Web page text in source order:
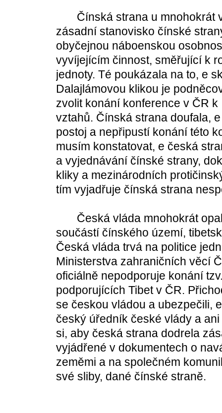
Čínská strana u mnohokrát
zásadní stanovisko čínské
obyčejnou náboenskou
vyvíjejícím činnost, směřující k
jednoty. Té poukázala na to,
Dalajlámovou klikou je
zvolit konání konference v ČR
vztahů. Čínská strana doufala,
postoj a nepřipustí konání této
musím konstatovat, e česká
a vyjednávání čínské strany,
kliky a mezinárodních
tím vyjadřuje čínská strana
Česká vláda mnohokrát
součástí čínského území,
Česká vláda trvá na politice
Ministerstva zahraničních věcí
oficiálně nepodporuje konání
podporujících Tibet v ČR.
se českou vládou a ubezpečili,
český úředník české vlády a
si, aby česká strana dodrela
vyjádřené v dokumentech o
zeměmi a na společném
své sliby, dané čínské straně.